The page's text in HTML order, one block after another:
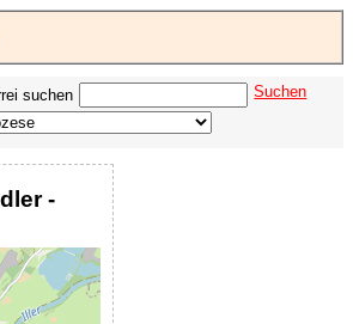
suchen Suchen
-